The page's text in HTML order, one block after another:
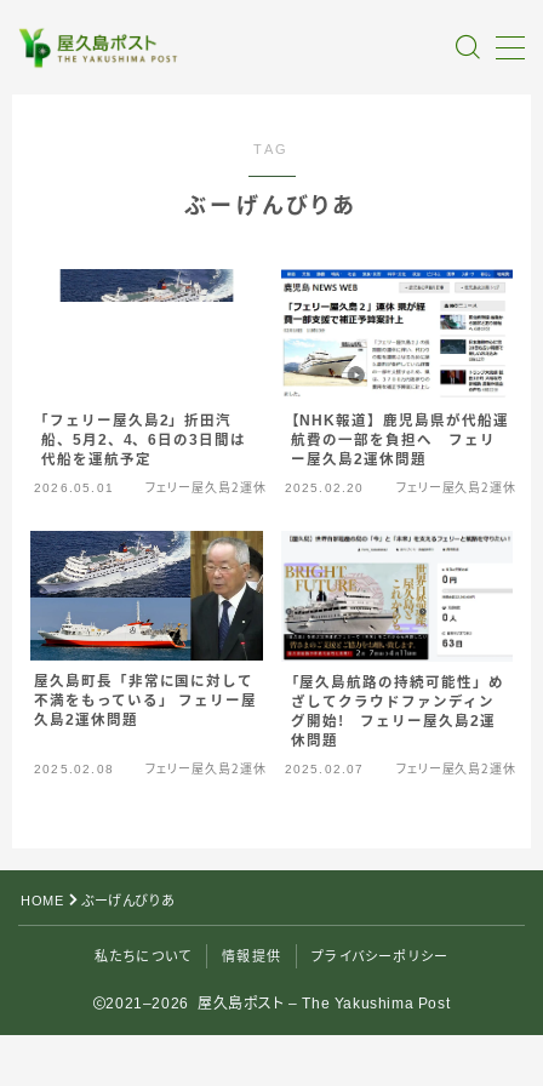
TAG
ぶーげんびりあ
「フェリー屋久島2」折田汽
船、5月2、4、6日の3日間は
代船を運航予定
2026.05.01 フェリー屋久島２運休
【NHK報道】鹿児島県が代船運
航費の一部を負担へ フェリ
ー屋久島2運休問題
2025.02.20 フェリー屋久島２運休
屋久島町長「非常に国に対して
不満をもっている」 フェリー屋
久島2運休問題
2025.02.08 フェリー屋久島２運休
「屋久島航路の持続可能性」め
ざしてクラウドファンディン
グ開始！ フェリー屋久島2運
休問題
2025.02.07 フェリー屋久島２運休
HOME ぶーげんびりあ
私たちについて 情報提供 プライバシーポリシー
2021–2026 屋久島ポスト – The Yakushima Post